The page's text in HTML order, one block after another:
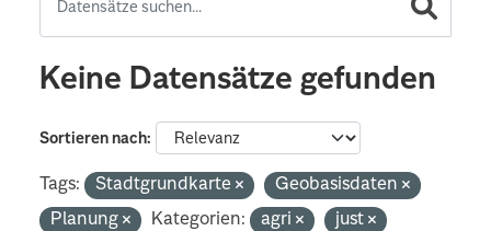
Keine Datensätze gefunden
Sortieren nach
Tags: Stadtgrundkarte
Geobasisdaten
Planung
Kategorien: agri just